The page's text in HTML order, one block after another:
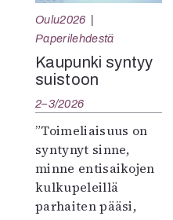
Oulu2026
Paperilehdestä
Kaupunki syntyy
suistoon
2–3/2026
”Toimeliaisuus on
syntynyt sinne,
minne entisaikojen
kulkupeleillä
parhaiten pääsi,